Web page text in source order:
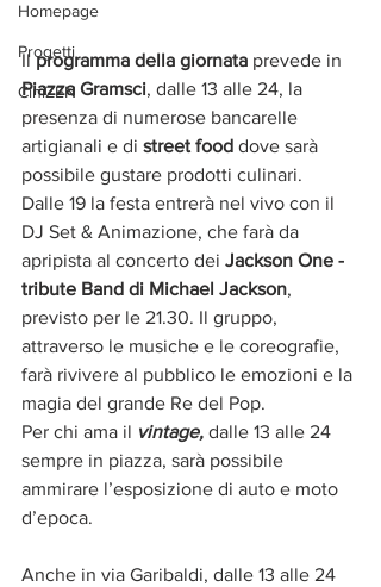
Homepage
Progetti
CiniZEN
Il programma della giornata prevede in
Piazza Gramsci, dalle 13 alle 24, la
presenza di numerose bancarelle
artigianali e di street food dove sarà
possibile gustare prodotti culinari.
Dalle 19 la festa entrerà nel vivo con il
DJ Set & Animazione, che farà da
apripista al concerto dei Jackson One -
tribute Band di Michael Jackson,
previsto per le 21.30. Il gruppo,
attraverso le musiche e le coreografie,
farà rivivere al pubblico le emozioni e la
magia del grande Re del Pop.
Per chi ama il vintage, dalle 13 alle 24
sempre in piazza, sarà possibile
ammirare l’esposizione di auto e moto
d’epoca.
Anche in via Garibaldi, dalle 13 alle 24